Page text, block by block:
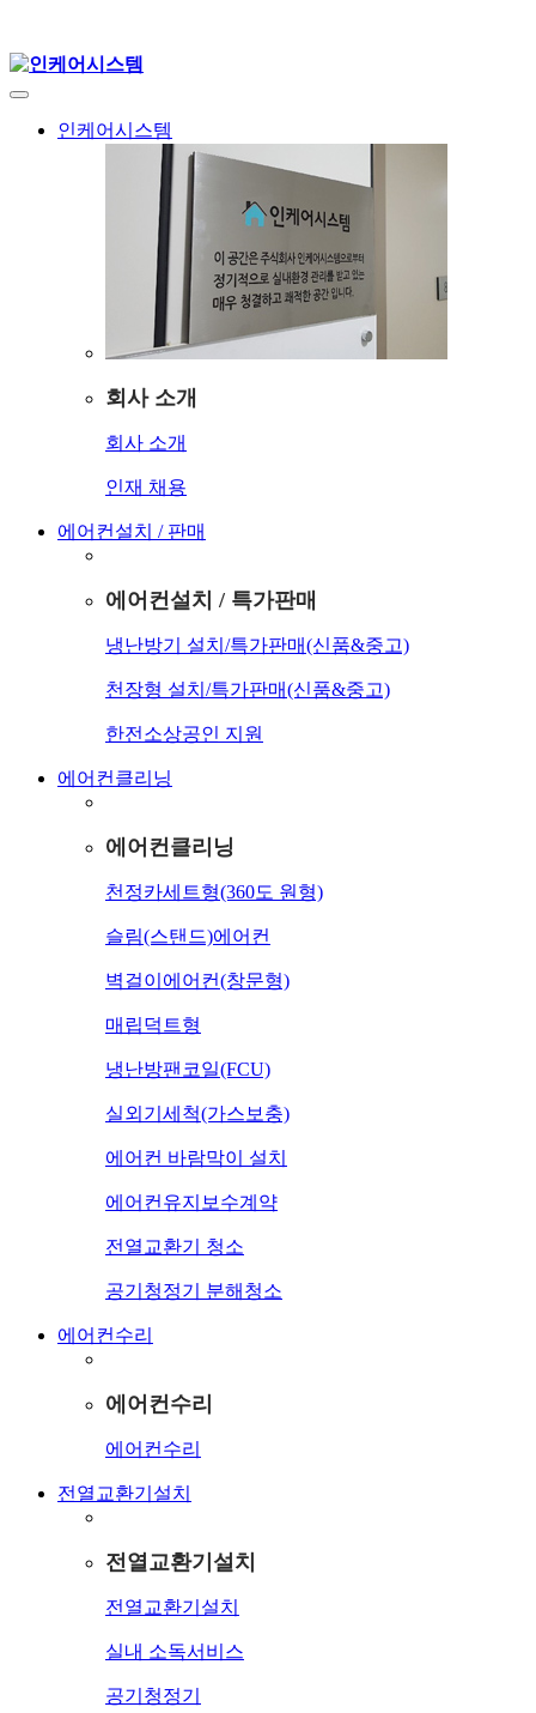
인케어시스템
회사 소개
회사 소개
인재 채용
에어컨설치 / 판매
에어컨설치 / 특가판매
냉난방기 설치/특가판매(신품&중고)
천장형 설치/특가판매(신품&중고)
한전소상공인 지원
에어컨클리닝
에어컨클리닝
천정카세트형(360도 원형)
슬림(스탠드)에어컨
벽걸이에어컨(창문형)
매립덕트형
냉난방팬코일(FCU)
실외기세척(가스보충)
에어컨 바람막이 설치
에어컨유지보수계약
전열교환기 청소
공기청정기 분해청소
에어컨수리
에어컨수리
에어컨수리
전열교환기설치
전열교환기설치
전열교환기설치
실내 소독서비스
공기청정기